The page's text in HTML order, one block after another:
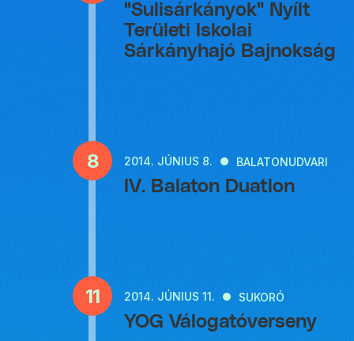
"Sulisárkányok" Nyílt
Területi Iskolai
Sárkányhajó Bajnokság
8 2014. JÚNIUS 8. BALATONUDVARI
IV. Balaton Duatlon
11 2014. JÚNIUS 11. SUKORÓ
YOG Válogatóverseny